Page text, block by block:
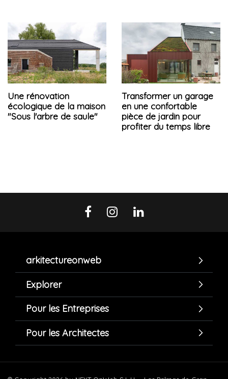
Une rénovation
écologique de la maison
"Sous l'arbre de saule"
Transformer un garage
en une confortable
pièce de jardin pour
profiter du temps libre
arkitectureonweb
Explorer
Pour les Entreprises
Pour les Architectes